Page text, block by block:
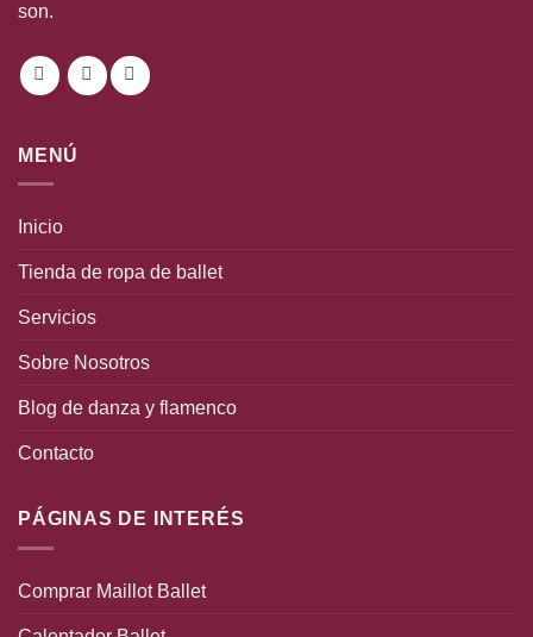
son.
MENÚ
Inicio
Tienda de ropa de ballet
Servicios
Sobre Nosotros
Blog de danza y flamenco
Contacto
PÁGINAS DE INTERÉS
Comprar Maillot Ballet